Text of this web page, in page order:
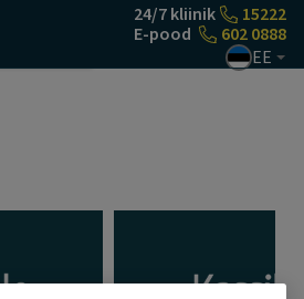
24/7 kliinik
15222
E-pood
602 0888
EE